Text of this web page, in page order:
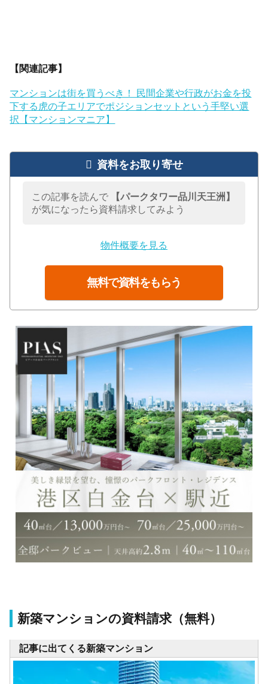
【関連記事】
マンションは街を買うべき！ 民間企業や行政がお金を投
下する虎の子エリアでポジションセットという手堅い選
択【マンションマニア】
資料をお取り寄せ
この記事を読んで
【パークタワー品川天王洲】
が気になったら資料請求してみよう
物件概要を見る
無料で資料をもらう
新築マンションの資料請求（無料）
記事に出てくる新築マンション